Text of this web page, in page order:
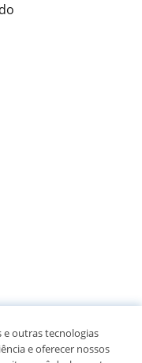
alunos
e outras tecnologias
e oferecer nossos